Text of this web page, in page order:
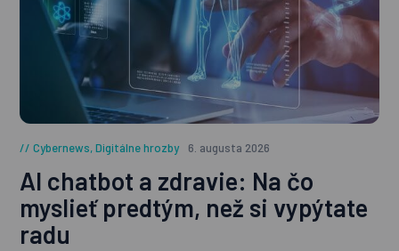
Cybernews,Digitálne hrozby 6. augusta 2026
AI chatbot a zdravie: Na čo
myslieť predtým, než si vypýtate
radu